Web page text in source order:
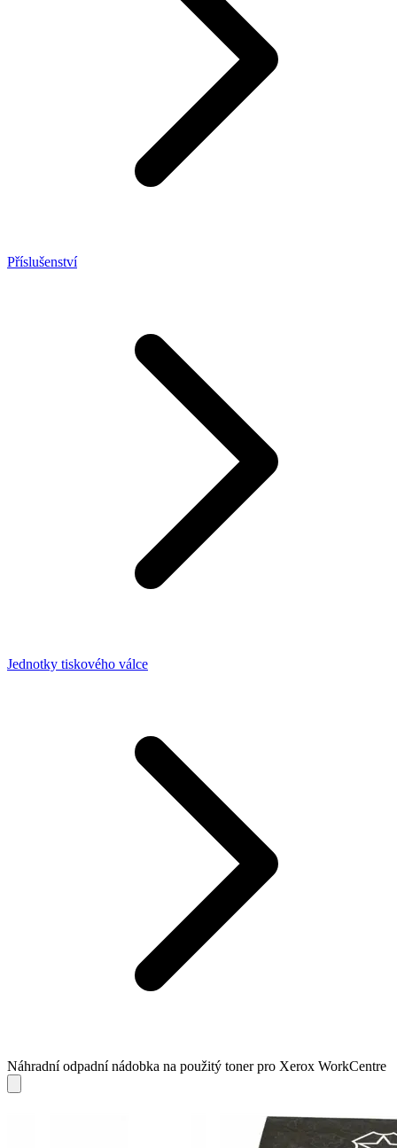
Příslušenství
Jednotky tiskového válce
Náhradní odpadní nádobka na použitý toner pro Xerox WorkCentre